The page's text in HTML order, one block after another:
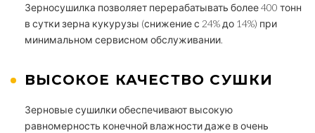
Зерносушилка позволяет перерабатывать более 400 тонн
в сутки зерна кукурузы (снижение с 24% до 14%) при
минимальном сервисном обслуживании.
ВЫСОКОЕ КАЧЕСТВО СУШКИ
Зерновые сушилки обеспечивают высокую
равномерность конечной влажности даже в очень